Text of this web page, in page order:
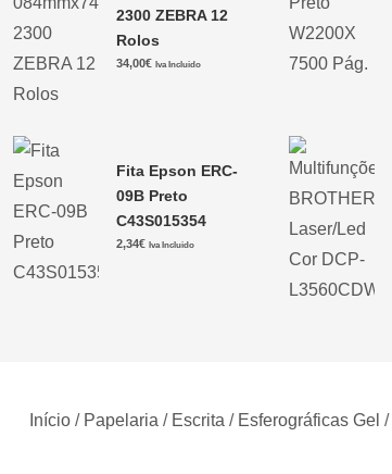
2300 ZEBRA 12
Rolos
34,00€ Iva Incluido
Fita Epson ERC-
09B Preto
C43S015354
2,34€ Iva Incluido
Início/ Papelaria / Escrita / Esferográficas Gel /